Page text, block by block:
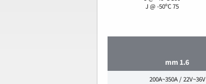
75 J @ -50ºC
1.6 mm
200A~350A / 22V~36V